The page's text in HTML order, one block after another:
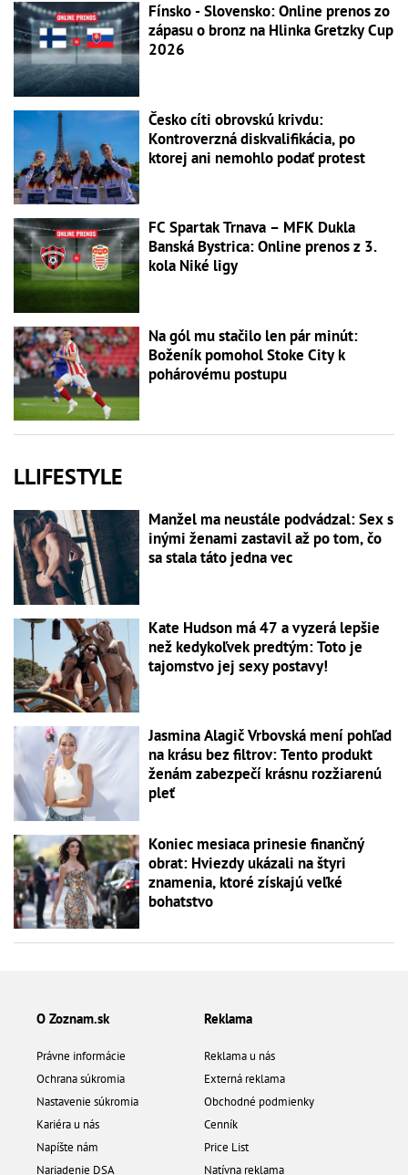
Fínsko - Slovensko: Online prenos zo
zápasu o bronz na Hlinka Gretzky Cup
2026
Česko cíti obrovskú krivdu:
Kontroverzná diskvalifikácia, po
ktorej ani nemohlo podať protest
FC Spartak Trnava – MFK Dukla
Banská Bystrica: Online prenos z 3.
kola Niké ligy
Na gól mu stačilo len pár minút:
Boženík pomohol Stoke City k
pohárovému postupu
LLIFESTYLE
Manžel ma neustále podvádzal: Sex s
inými ženami zastavil až po tom, čo
sa stala táto jedna vec
Kate Hudson má 47 a vyzerá lepšie
než kedykoľvek predtým: Toto je
tajomstvo jej sexy postavy!
Jasmina Alagič Vrbovská mení pohľad
na krásu bez filtrov: Tento produkt
ženám zabezpečí krásnu rozžiarenú
pleť
Koniec mesiaca prinesie finančný
obrat: Hviezdy ukázali na štyri
znamenia, ktoré získajú veľké
bohatstvo
O Zoznam.sk
Právne informácie
Ochrana súkromia
Nastavenie súkromia
Kariéra u nás
Napíšte nám
Nariadenie DSA
Reklama
Reklama u nás
Externá reklama
Obchodné podmienky
Cenník
Price List
Natívna reklama